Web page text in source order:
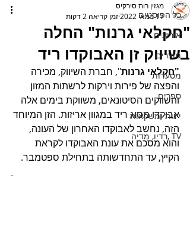
כל הפוסטים
אירועים
מוצרים
מסעדות
ספרים
יינות ומשקאות
TV ,רדיו, מדיה
"חקלאי גרנות" החלה
בשיווק זן האבוקדו ריד
מגזין רות סירקיס
17 במאי 2022
זמן קריאה 2 דקות
"חקלאי גרנות", חברת השיווק, מכירה
והפצה של פירות וירקות לרשתות המזון
והשווקים הסיטונאים, משווקת בימים אלה
אבוקדו מסוג ריד במגוון אריזות. הזן המיוחד
הזה, נחשב לאבוקדו האחרון של העונה,
והוא מסכם את עונת האבוקדו לקראת
הקיץ, עד התחדשותה בתחילת ספטמבר.